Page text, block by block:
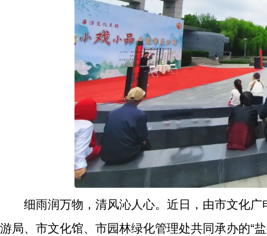
细雨润万物，清风沁人心。近日，由市文化
游局、市文化馆、市园林绿化管理处共同承办的